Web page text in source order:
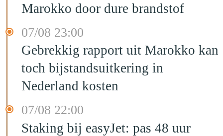
Marokko door dure brandstof
07/08 23:00
Gebrekkig rapport uit Marokko kan
toch bijstandsuitkering in
Nederland kosten
07/08 22:00
Staking bij easyJet: pas 48 uur